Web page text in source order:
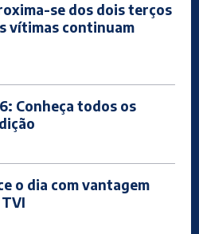
se dos dois terços
vítimas continuam
Conheça todos os
o dia com vantagem